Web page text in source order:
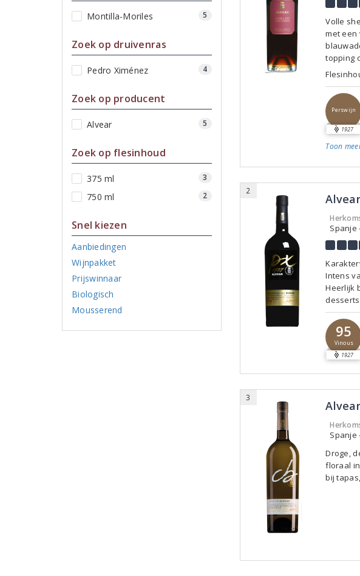
Montilla-Moriles 5
Zoek op druivenras
Pedro Ximénez 4
Zoek op producent
Alvear 5
Zoek op flesinhoud
375 ml 3
750 ml 2
Snel kiezen
Aanbiedingen
Wijnpakket
Prijswinnaar
Biologisch
Mousserend
Volle
met een
topping
Perswijn
1927
Toon
2
Spanje
Intens
Heerlijk
95
Vinous
1927
3
Spanje
Droge,
floraal
bij